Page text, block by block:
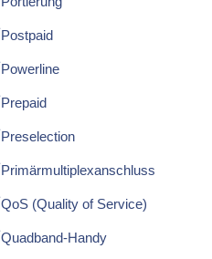
Postpaid
Powerline
Prepaid
Preselection
Primärmultiplexanschluss
QoS (Quality of Service)
Quadband-Handy